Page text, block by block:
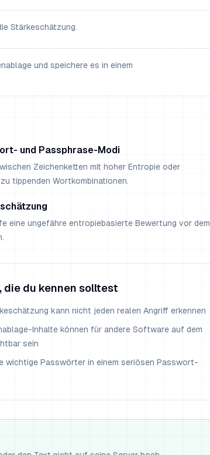
Stärkeschätzung.
und speichere es in einem
und Passphrase-Modi
Zeichenketten mit hoher Entropie oder
tippenden Wortkombinationen.
eine ungefähre entropiebasierte Bewertung vor dem
die du kennen solltest
kann nicht jeden realen Angriff erkennen
Inhalte können für andere Software auf dem
sein
wichtige Passwörter in einem seriösen Passwort-